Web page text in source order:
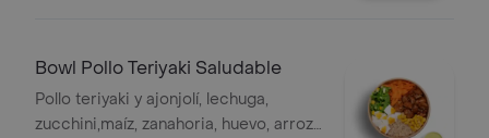
Bowl Pollo Teriyaki Saludable
Pollo teriyaki y ajonjolí, lechuga,
zucchini,maíz, zanahoria, huevo, arroz